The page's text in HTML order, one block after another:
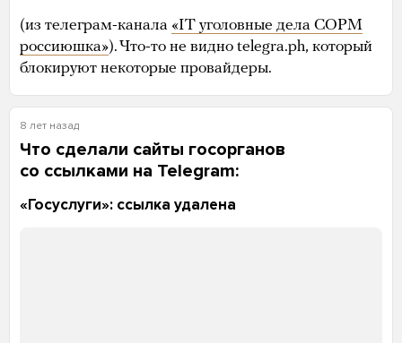
(из телеграм-канала «IT уголовные дела СОРМ
россиюшка»). Что-то не видно telegra.ph, который
блокируют некоторые провайдеры.
8 лет назад
Что сделали сайты госорганов
со ссылками на Telegram:
«Госуслуги»: ссылка удалена